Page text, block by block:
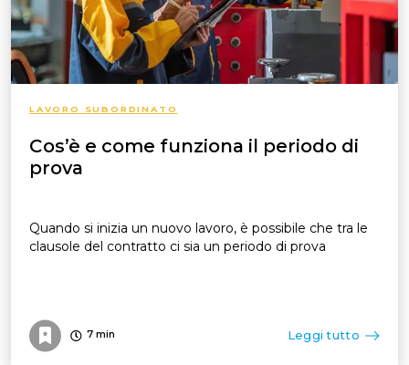
LAVORO SUBORDINATO
Cos’è e come funziona il periodo di
prova
Quando si inizia un nuovo lavoro, è possibile che tra le
clausole del contratto ci sia un periodo di prova
7 min Leggi tutto